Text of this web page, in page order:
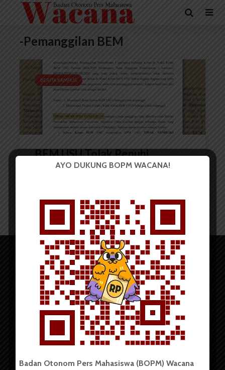
-Pemanggilan BEM
BERITA KAMPUS
BEM USU Tolak Penuhi
Panggilan DPM
Copyright © 2023. All rights reserved BOPM WACANA.
AYO DUKUNG BOPM WACANA!
Badan Otonom Pers Mahasiswa (BOPM) Wacana